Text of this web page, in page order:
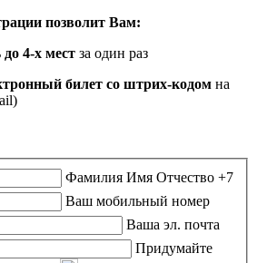
позволит Вам:
до 4-х мест за один раз
билет со штрих-кодом на
Фамилия Имя Отчество +7
Ваш мобильный номер
Ваша эл. почта
Придумайте